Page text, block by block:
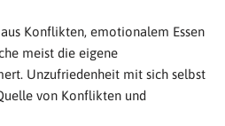
Konflikten, emotionalem Essen
meist die eigene
Unzufriedenheit mit sich selbst
von Konflikten und